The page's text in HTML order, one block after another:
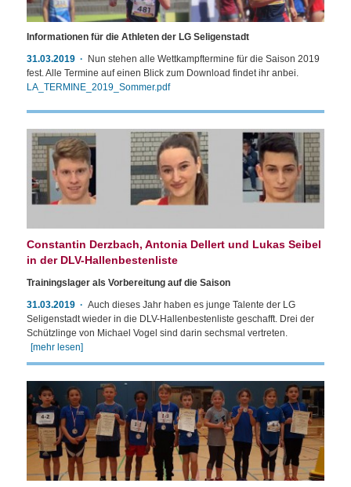
Informationen für die Athleten der LG Seligenstadt
31.03.2019
Nun stehen alle Wettkampftermine für die Saison 2019
fest. Alle Termine auf einen Blick zum Download findet ihr anbei.
LA_TERMINE_2019_Sommer.pdf
Constantin Derzbach, Antonia Dellert und Lukas Seibel
in der DLV-Hallenbestenliste
Trainingslager als Vorbereitung auf die Saison
31.03.2019
Auch dieses Jahr haben es junge Talente der LG
Seligenstadt wieder in die DLV-Hallenbestenliste geschafft. Drei der
Schützlinge von Michael Vogel sind darin sechsmal vertreten.
[mehr lesen]